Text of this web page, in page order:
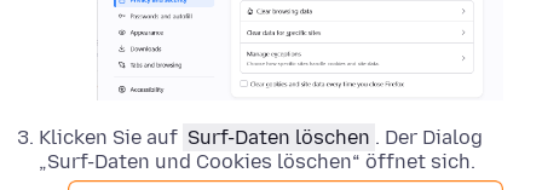
Klicken Sie auf Surf-Daten löschen . Der Dialog
„Surf-Daten und Cookies löschen“ öffnet sich.